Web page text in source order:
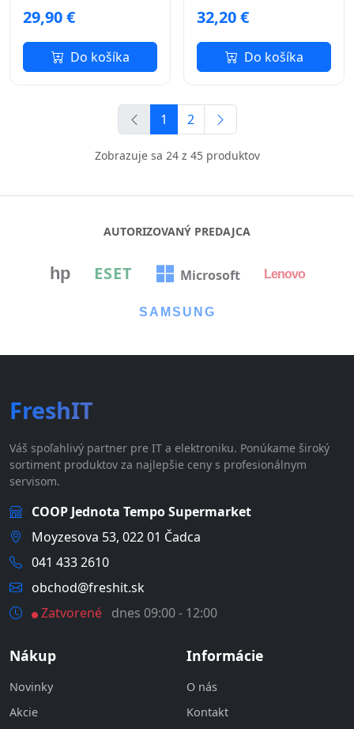
29,90 €
Do košíka
32,20 €
Do košíka
1 2
Zobrazuje sa 24 z 45 produktov
AUTORIZOVANÝ PREDAJCA
hp ESET Microsoft Lenovo
SAMSUNG
FreshIT
Váš spoľahlivý partner pre IT a elektroniku. Ponúkame široký
sortiment produktov za najlepšie ceny s profesionálnym
servisom.
COOP Jednota Tempo Supermarket
Moyzesova 53, 022 01 Čadca
041 433 2610
obchod@freshit.sk
Zatvorené dnes 09:00 - 12:00
Nákup
Novinky
Akcie
Informácie
O nás
Kontakt